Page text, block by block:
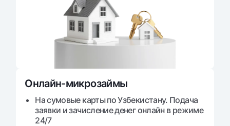
+998 78 148-00-101344
Онлайн-микрозаймы
На сумовые карты по Узбекистану. Подача
заявки и зачисление денег онлайн в режиме
24/7